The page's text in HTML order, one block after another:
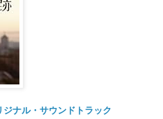
ジナル・サウンドトラック